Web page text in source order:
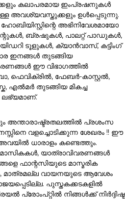
കലാപരമായ ഇംപ്രഷനുകൾ
അവശ്യവസ്തുക്കളും ഉൾപ്പെടുന്നു.
അഭിനിവേശമായോ
ബ്രഷുകൾ, പാലറ്റ് പാഡുകൾ,
ടൂളുകൾ, ക്യാൻവാസ്, കട്ടിംഗ്
ഇനങ്ങൾ തുടങ്ങിയ
ഈ വിഭാഗത്തിൽ
ഫേബർ-കാസ്റ്റൽ,
എൽമർ തുടങ്ങിയ മികച്ച
അന്താരാഷ്ട്രതലത്തിൽ പ്രശംസ
വളച്ചൊടിക്കുന്ന ശേഖരം !! ഈ
അവയിൽ ധാരാളം കണ്ടെത്തും.
യാത്രാവിവരണങ്ങൾ
ഫാന്റസിയുടെ മാസ്മരിക
വായനയുടെ ആവേശം
പുസ്തകക്കടകളിൽ
പ്രോംപ്റ്റിൽ നിങ്ങൾക്ക് നിർദ്ദിഷ്ട